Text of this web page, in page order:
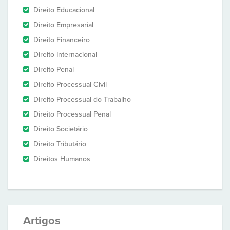
Direito Educacional
Direito Empresarial
Direito Financeiro
Direito Internacional
Direito Penal
Direito Processual Civil
Direito Processual do Trabalho
Direito Processual Penal
Direito Societário
Direito Tributário
Direitos Humanos
Artigos